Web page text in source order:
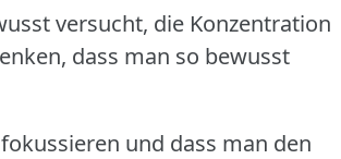
versucht, die Konzentration
dass man so bewusst
und dass man den